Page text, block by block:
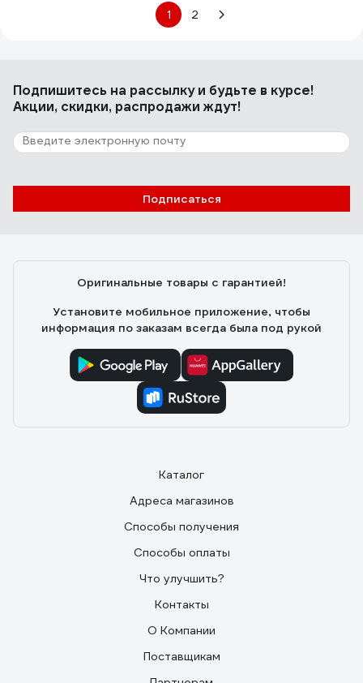
1 2
Подпишитесь на рассылкуи будьте в курсе!
Акции, скидки, распродажи ждут!
Подписаться
Оригинальные товары с гарантией!
Установите мобильное приложение, чтобы
информация по заказам всегда была под рукой
Каталог
Адреса магазинов
Способы получения
Способы оплаты
Что улучшить?
Контакты
О Компании
Поставщикам